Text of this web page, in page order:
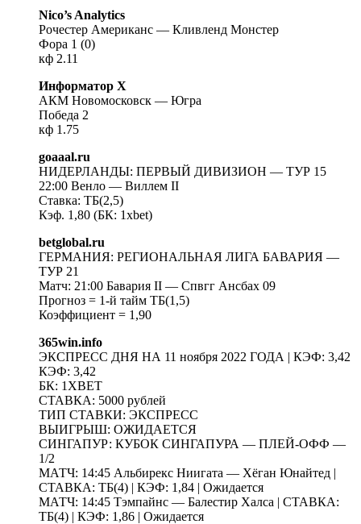
Nico’s Analytics
Рочестер Американс — Кливленд Монстер
Фора 1 (0)
кф 2.11
Информатор Х
АКМ Новомосковск — Югра
Победа 2
кф 1.75
goaaal.ru
НИДЕРЛАНДЫ: ПЕРВЫЙ ДИВИЗИОН — ТУР 15
22:00 Венло — Виллем II
Ставка: ТБ(2,5)
Кэф. 1,80 (БК: 1xbet)
betglobal.ru
ГЕРМАНИЯ: РЕГИОНАЛЬНАЯ ЛИГА БАВАРИЯ —
ТУР 21
Матч: 21:00 Бавария II — Спвгг Ансбах 09
Прогноз = 1-й тайм ТБ(1,5)
Коэффициент = 1,90
365win.info
ЭКСПРЕСС ДНЯ НА 11 ноября 2022 ГОДА | КЭФ: 3,42
КЭФ: 3,42
БК: 1XBET
СТАВКА: 5000 рублей
ТИП СТАВКИ: ЭКСПРЕСС
ВЫИГРЫШ: ОЖИДАЕТСЯ
СИНГАПУР: КУБОК СИНГАПУРА — ПЛЕЙ-ОФФ —
1/2
МАТЧ: 14:45 Альбирекс Ниигата — Хёган Юнайтед |
СТАВКА: ТБ(4) | КЭФ: 1,84 | Ожидается
МАТЧ: 14:45 Тэмпайнс — Балестир Халса | СТАВКА:
ТБ(4) | КЭФ: 1,86 | Ожидается